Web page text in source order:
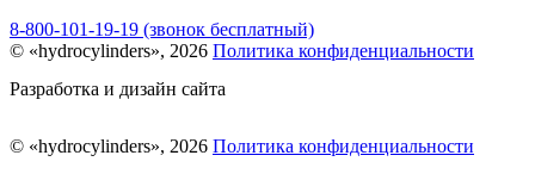
8-800-101-19-19 (звонок бесплатный)
© «hydrocylinders», 2026 Политика конфиденциальности
Разработка и дизайн сайта
© «hydrocylinders», 2026 Политика конфиденциальности